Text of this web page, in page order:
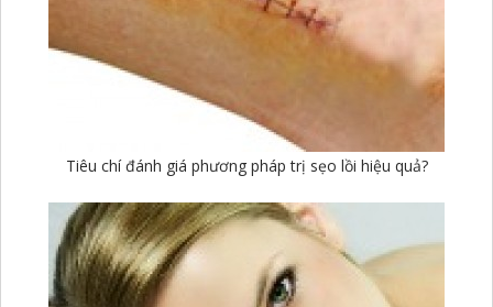
Tiêu chí đánh giá phương pháp trị sẹo lồi hiệu quả?